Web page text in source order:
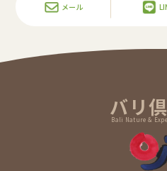
メール
バリ
Bali Nature &